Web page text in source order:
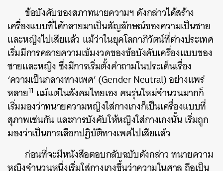
ข้อบังคับของสภาทนายความฯ ดังกล่าวได้สร้าง
เครื่องแบบที่ได้กลายมาเป็นสัญลักษณ์ของความเป็นชาย
และหญิงไปเสียแล้ว แม้ว่าในยุคโลกาภิวัตน์ที่ต่างประเทศ
เริ่มมีการคลายความเข้มงวดของข้อบังคับเครื่องแบบของ
ชายและหญิง ซึ่งมีการเริ่มตั้งคำถามในประเด็นเรื่อง
‘ความเป็นกลางทางเพศ’ (Gender Neutral) อย่างแพร่
หลาย11 แม้แต่ในสังคมไทยเอง คนรุ่นใหม่จำนวนมากก็
เริ่มมองว่าทนายความหญิงใส่กางเกงก็เป็นเครื่องแบบที่
สุภาพเช่นกัน และการบังคับให้หญิงใส่กางเกงนั้น เริ่มถูก
มองว่าเป็นการเลือกปฏิบัติทางเพศไปเสียแล้ว
ก่อนที่จะมีหนังสือตอบกลับฉบับดังกล่าว ทนายความ
หญิงจำนวนหนึ่งเริ่มใส่กางเกงขึ้นว่าความในศาล ถือเป็น